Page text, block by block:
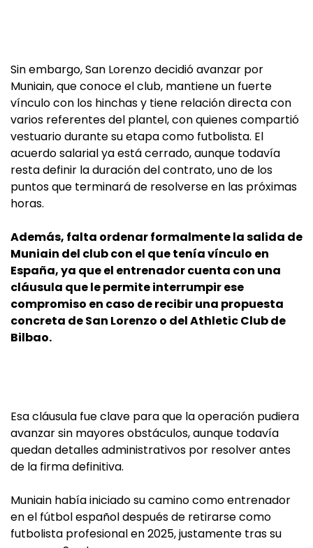
Sin embargo, San Lorenzo decidió avanzar por
Muniain, que conoce el club, mantiene un fuerte
vínculo con los hinchas y tiene relación directa con
varios referentes del plantel, con quienes compartió
vestuario durante su etapa como futbolista. El
acuerdo salarial ya está cerrado, aunque todavía
resta definir la duración del contrato, uno de los
puntos que terminará de resolverse en las próximas
horas.
Además, falta ordenar formalmente la salida de
Muniain del club con el que tenía vínculo en
España, ya que el entrenador cuenta con una
cláusula que le permite interrumpir ese
compromiso en caso de recibir una propuesta
concreta de San Lorenzo o del Athletic Club de
Bilbao.
Esa cláusula fue clave para que la operación pudiera
avanzar sin mayores obstáculos, aunque todavía
quedan detalles administrativos por resolver antes
de la firma definitiva.
Muniain había iniciado su camino como entrenador
en el fútbol español después de retirarse como
futbolista profesional en 2025, justamente tras su